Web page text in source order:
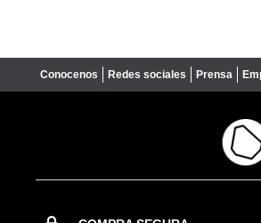
Conocenos Redes sociales Prensa